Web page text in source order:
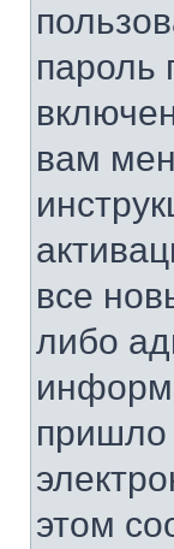
пароль
вам
все
либо
пришло
этом